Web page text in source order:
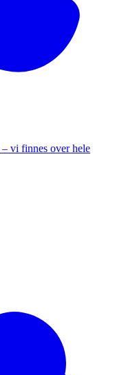
vi finnes over hele